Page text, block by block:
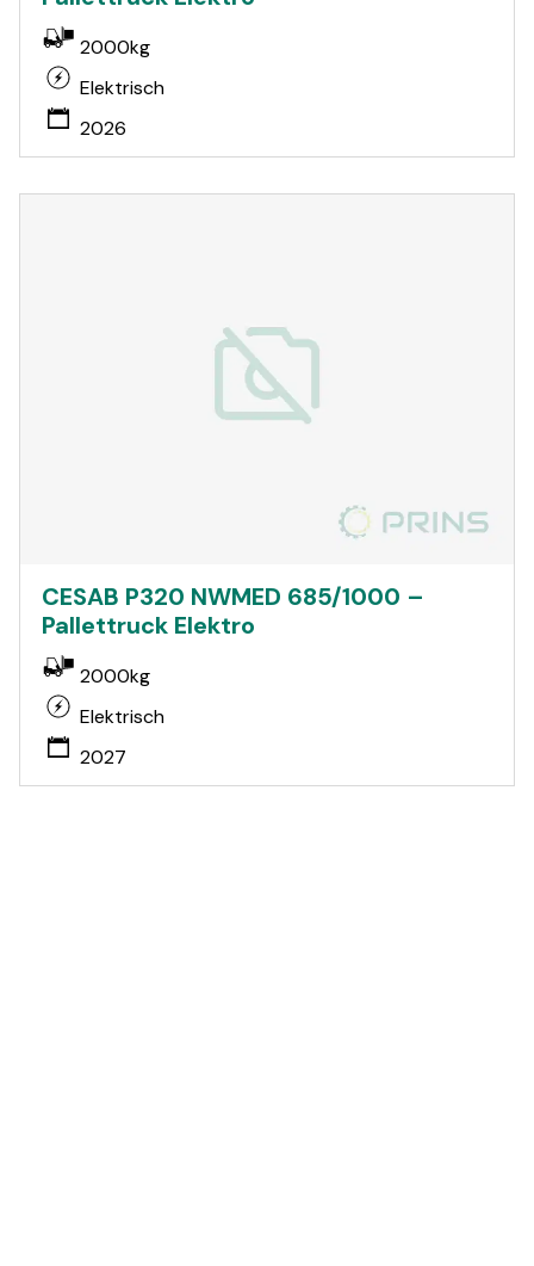
2000kg
Elektrisch
2026
CESAB P320 NWMED 685/1000 –
Pallettruck Elektro
2000kg
Elektrisch
2027